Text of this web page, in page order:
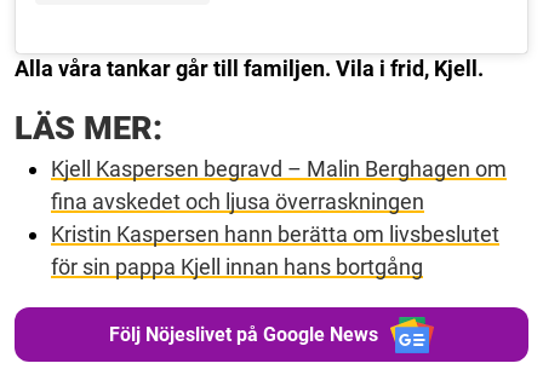
Alla våra tankar går till familjen. Vila i frid, Kjell.
LÄS MER:
Kjell Kaspersen begravd – Malin Berghagen om
fina avskedet och ljusa överraskningen
Kristin Kaspersen hann berätta om livsbeslutet
för sin pappa Kjell innan hans bortgång
Följ Nöjeslivet på Google News